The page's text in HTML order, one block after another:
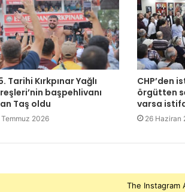
Tarihi Kırkpınar Yağlı
başpehlivanı
Taş oldu
Temmuz 2026
CHP’den
örgütten
varsa
26 Haziran
The Instagram